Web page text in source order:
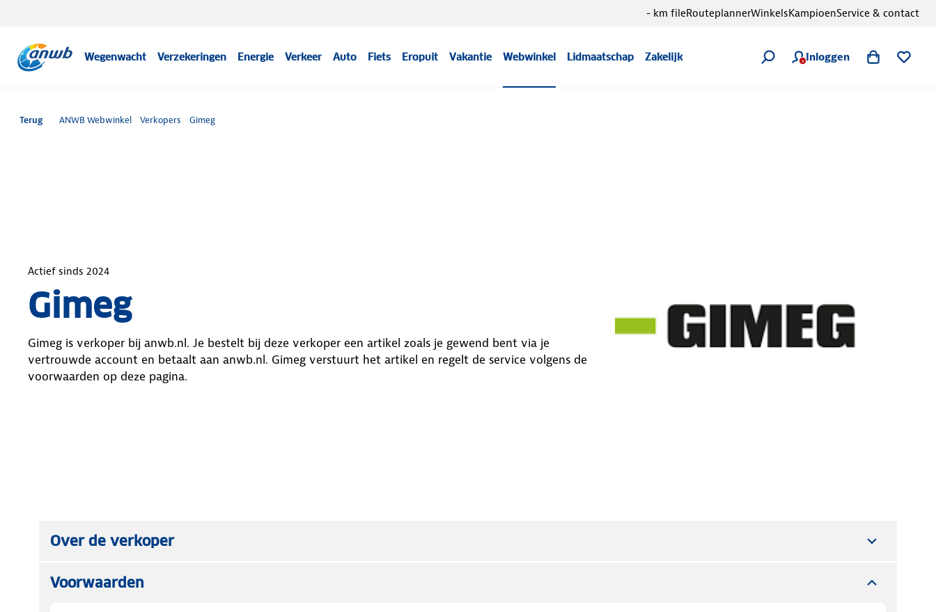
Wegenwacht Verzekeringen Energie Verkeer Auto Fiets Eropuit Vakantie Webwinkel Lidmaatschap Zakelijk Inloggen
- km fileRouteplannerWinkelsKampioenService & contact
Terug ANWB Webwinkel Verkopers Gimeg
Actief sinds 2024
Gimeg
Gimeg is verkoper bij anwb.nl. Je bestelt bij deze verkoper een artikel zoals je gewend bent via je
vertrouwde account en betaalt aan anwb.nl. Gimeg verstuurt het artikel en regelt de service volgens de
voorwaarden op deze pagina.
Over de verkoper
Voorwaarden